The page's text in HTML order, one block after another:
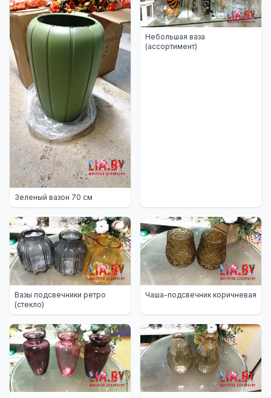
Зеленый вазон 70 см
Небольшая ваза
(ассортимент)
Вазы подсвечники ретро
(стекло)
Чаша-подсвечник коричневая